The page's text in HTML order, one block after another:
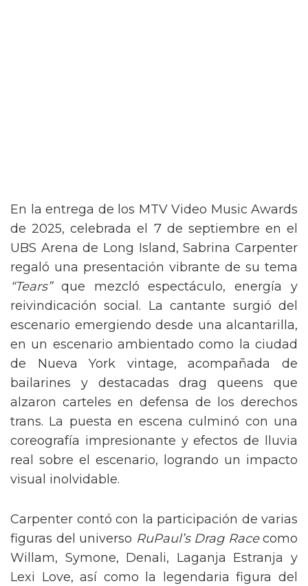
En la entrega de los MTV Video Music Awards
de 2025, celebrada el 7 de septiembre en el
UBS Arena de Long Island, Sabrina Carpenter
regaló una presentación vibrante de su tema
“Tears”que mezcló espectáculo, energía y
reivindicación social. La cantante surgió del
escenario emergiendo desde una alcantarilla,
en un escenario ambientado como la ciudad
de Nueva York vintage, acompañada de
bailarines y destacadas drag queens que
alzaron carteles en defensa de los derechos
trans. La puesta en escena culminó con una
coreografía impresionante y efectos de lluvia
real sobre el escenario, logrando un impacto
visual inolvidable.
Carpenter contó con la participación de varias
figuras del universo RuPaul’s Drag Racecomo
Willam, Symone, Denali, Laganja Estranja y
Lexi Love, así como la legendaria figura del